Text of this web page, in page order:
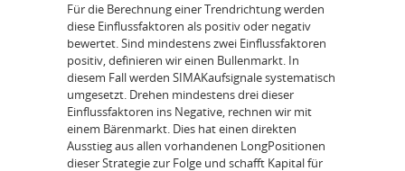
Für die Berechnung einer Trendrichtung werden
diese Einflussfaktoren als positiv oder negativ
bewertet. Sind mindestens zwei Einflussfaktoren
positiv, definieren wir einen Bullenmarkt. In
diesem Fall werden SIMA­Kaufsignale systematisch
umgesetzt. Drehen mindestens drei dieser
Einflussfaktoren ins Negative, rechnen wir mit
einem Bärenmarkt. Dies hat einen direkten
Ausstieg aus allen vorhandenen Long­Positionen
dieser Strategie zur Folge und schafft Kapital für